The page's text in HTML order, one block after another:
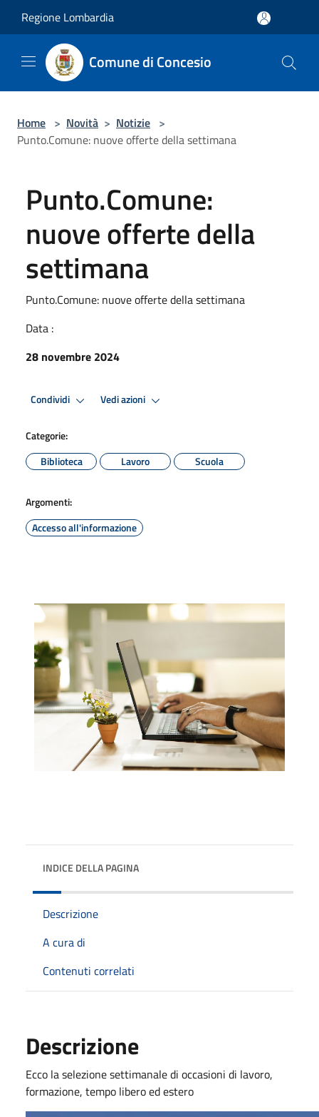
Regione Lombardia
Comune di Concesio
Home > Novità > Notizie >
Punto.Comune: nuove offerte della settimana
Punto.Comune:
nuove offerte della
settimana
Punto.Comune: nuove offerte della settimana
Data :
28 novembre 2024
Condividi Vedi azioni
Categorie:
Biblioteca
Lavoro Scuola
Argomenti:
Accesso all'informazione
INDICE DELLA PAGINA
Descrizione
A cura di
Contenuti correlati
Descrizione
Ecco la selezione settimanale di occasioni di lavoro,
formazione, tempo libero ed estero